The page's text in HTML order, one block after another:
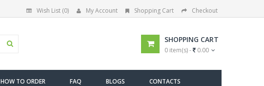
Wish List (0) My Account Shopping Cart Checkout
SHOPPING CART
0 item(s) - 0.00
HOW TO ORDER FAQ BLOGS CONTACTS